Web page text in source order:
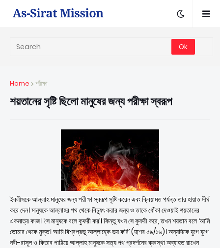
Home পরীক্ষা
শয়তানের সৃষ্টি ছিলো মানুষের জন্য পরীক্ষা স্বরূপ
ইবলীসকে আল্লাহ মানুষের জন্য পরীক্ষা স্বরূপ সৃষ্টি করেন এবং ক্বিয়ামত পর্যন্ত তার হায়াত দীর্ঘ
করে দেন। মানুষকে আল্লাহর পথ থেকে বিচ্যুৎ করার জন্য ও তাকে ধোঁকা দেওয়াই শয়তানের
একমাত্র কাজ। ‘সে মানুষকে বলে কুফরী কর’। কিন্তু যখন সে কুফরী করে, তখন শয়তান বলে ‘আমি
তোমার থেকে মুক্ত। আমি বিশ্বপ্রভু আল্লাহ্কে ভয় করি’ (হাশর ৫৯/১৬)। অন্যদিকে যুগে যুগে
নবী-রাসূল ও কিতাব পাঠিয়ে আল্লাহ মানুষকে সত্য পথ প্রদর্শনের ব্যবস্থা অব্যাহত রাখেন